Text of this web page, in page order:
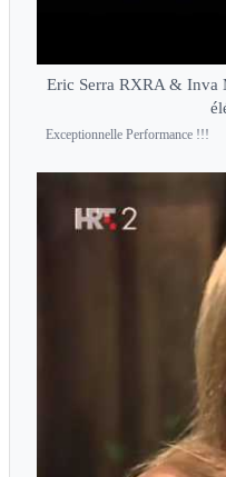
Eric Serra RXRA & Inva
Exceptionnelle Performance !!!